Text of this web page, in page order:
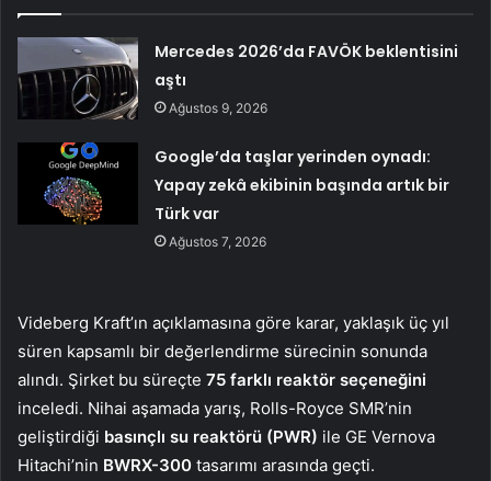
Mercedes 2026’da FAVÖK beklentisini
aştı
Ağustos 9, 2026
Google’da taşlar yerinden oynadı:
Yapay zekâ ekibinin başında artık bir
Türk var
Ağustos 7, 2026
Videberg Kraft’ın açıklamasına göre karar, yaklaşık üç yıl
süren kapsamlı bir değerlendirme sürecinin sonunda
alındı. Şirket bu süreçte 75 farklı reaktör seçeneğini
inceledi. Nihai aşamada yarış, Rolls-Royce SMR’nin
geliştirdiği basınçlı su reaktörü (PWR) ile GE Vernova
Hitachi’nin BWRX-300 tasarımı arasında geçti.